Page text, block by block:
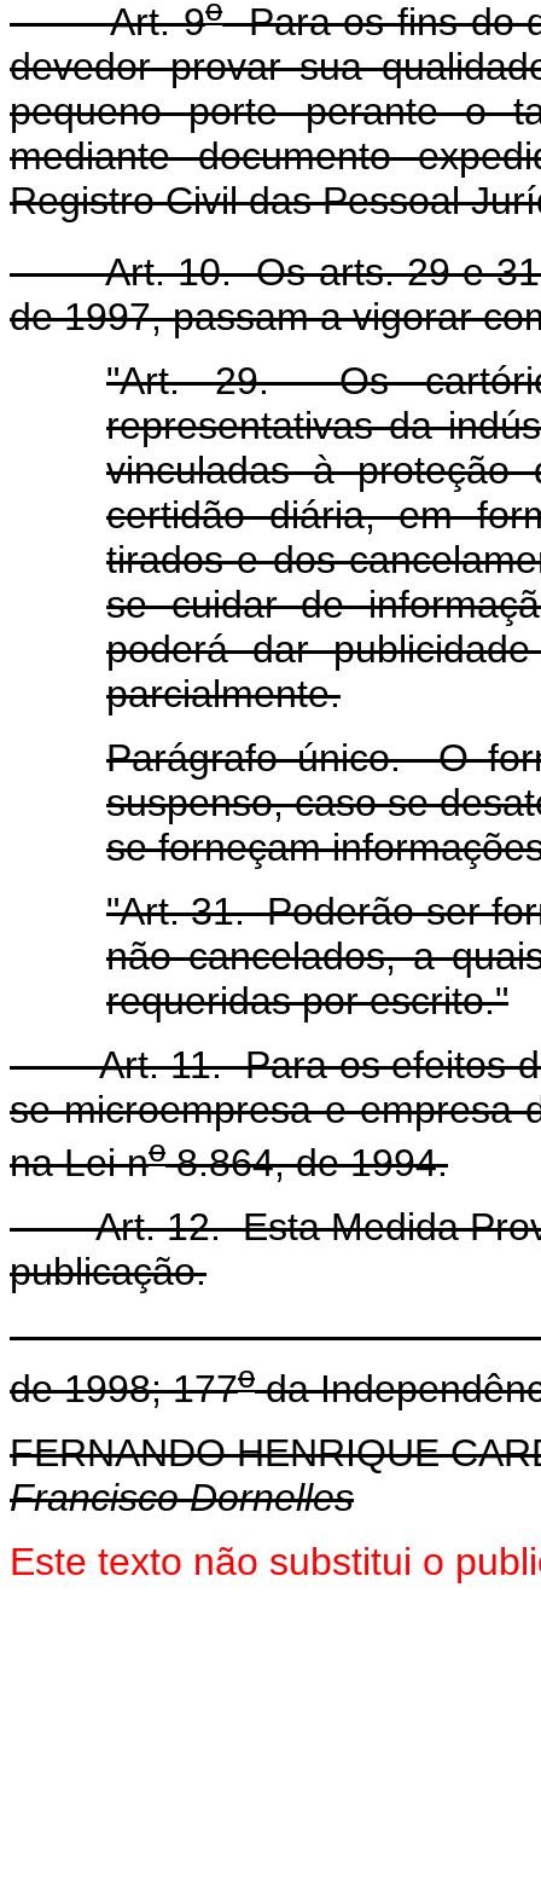
Art. 9oPara os fins do
devedor provar sua
pequeno porte perante o
mediante documento
Registro Civil das Pessoal
Art. 10. Os arts. 29 e 31
de 1997, passam a vigorar
"Art. 29. Os
representativas da
vinculadas à proteção
certidão diária, em
tirados e dos
se cuidar de
poderá dar
parcialmente.
Parágrafo único. O
suspenso, caso se
se forneçam
"Art. 31. Poderão ser
não cancelados, a
requeridas por escrito."
Art. 11. Para os efeitos
se microempresa e empresa
na Lei no8.864, de 1994.
Art. 12. Esta Medida
publicação.
Brasília,
de 1998; 177oda
FERNANDO HENRIQUE
Francisco Dornelles
Este texto não substitui o